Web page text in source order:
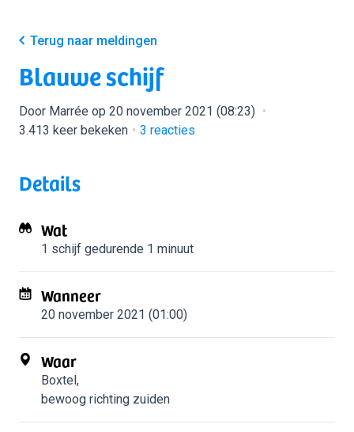
Terug naar meldingen
Blauwe schijf
Door Marrée op 20 november 2021 (08:23)
3.413 keer bekeken
3 reacties
Details
Wat
1 schijf gedurende 1 minuut
Wanneer
20 november 2021 (01:00)
Waar
Boxtel,
bewoog richting zuiden